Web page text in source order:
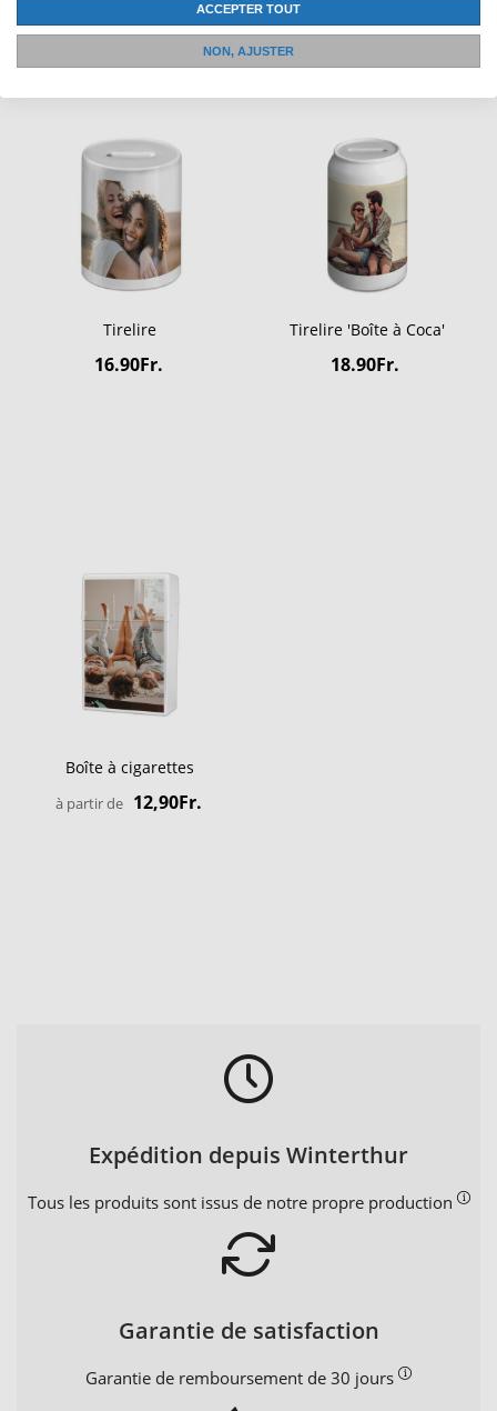
Tirelire
16.90Fr.
Tirelire 'Boîte à Coca'
18.90Fr.
Boîte à cigarettes
à partir de 12,90Fr.
Expédition depuis Winterthur
Tous les produits sont issus de notre propre production
Garantie de satisfaction
Garantie de remboursement de 30 jours
ACCEPTER TOUT
NON, AJUSTER